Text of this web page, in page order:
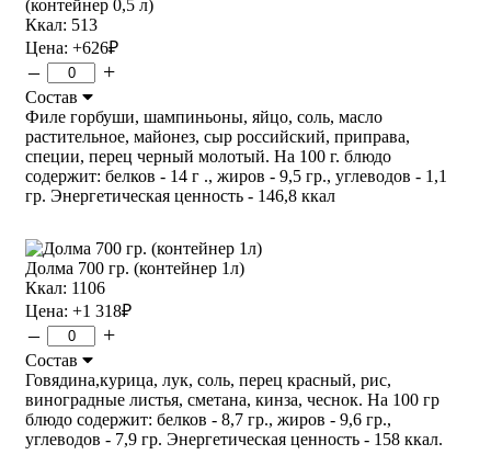
(контейнер 0,5 л)
Ккал: 513
Цена: +626₽
– +
Состав
Филе горбуши, шампиньоны, яйцо, соль, масло
растительное, майонез, сыр российский, приправа,
специи, перец черный молотый. На 100 г. блюдо
содержит: белков - 14 г ., жиров - 9,5 гр., углеводов - 1,1
гр. Энергетическая ценность - 146,8 ккал
Долма 700 гр. (контейнер 1л)
Ккал: 1106
Цена: +1 318₽
– +
Состав
Говядина,курица, лук, соль, перец красный, рис,
виноградные листья, сметана, кинза, чеснок. На 100 гр
блюдо содержит: белков - 8,7 гр., жиров - 9,6 гр.,
углеводов - 7,9 гр. Энергетическая ценность - 158 ккал.